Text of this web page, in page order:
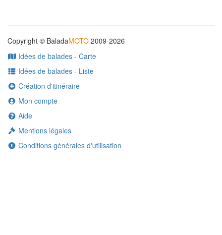
Copyright © BaladaMOTO 2009-2026
Idées de balades - Carte
Idées de balades - Liste
Création d'itinéraire
Mon compte
Aide
Mentions légales
Conditions générales d'utilisation